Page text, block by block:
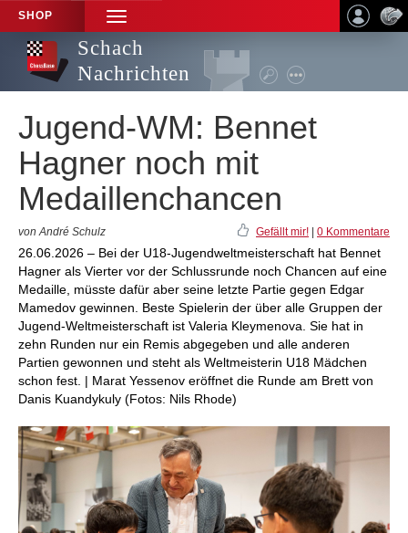
SHOP
TOGGLE
NAVIGATION
Schach
Nachrichten
Jugend-WM: Bennet
Hagner noch mit
Medaillenchancen
von André Schulz Gefällt mir! 0 Kommentare
26.06.2026 – Bei der U18-Jugendweltmeisterschaft hat Bennet
Hagner als Vierter vor der Schlussrunde noch Chancen auf eine
Medaille, müsste dafür aber seine letzte Partie gegen Edgar
Mamedov gewinnen. Beste Spielerin der über alle Gruppen der
Jugend-Weltmeisterschaft ist Valeria Kleymenova. Sie hat in
zehn Runden nur ein Remis abgegeben und alle anderen
Partien gewonnen und steht als Weltmeisterin U18 Mädchen
schon fest. | Marat Yessenov eröffnet die Runde am Brett von
Danis Kuandykuly (Fotos: Nils Rhode)